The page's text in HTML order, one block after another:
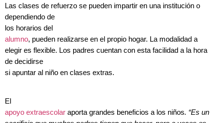
Las clases de refuerzo se pueden impartir en una institución o
dependiendo de
los horarios del
alumno, pueden realizarse en el propio hogar. La modalidad a
elegir es flexible. Los padres cuentan con esta facilidad a la hora
de decidirse
si apuntar al niño en clases extras.
El
apoyo extraescolar aporta grandes beneficios a los niños. “Es un